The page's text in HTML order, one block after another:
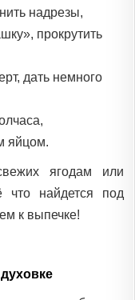
надрезы,
прокрутить
дать немного
яйцом.
ягодам или
найдется под
к выпечке!